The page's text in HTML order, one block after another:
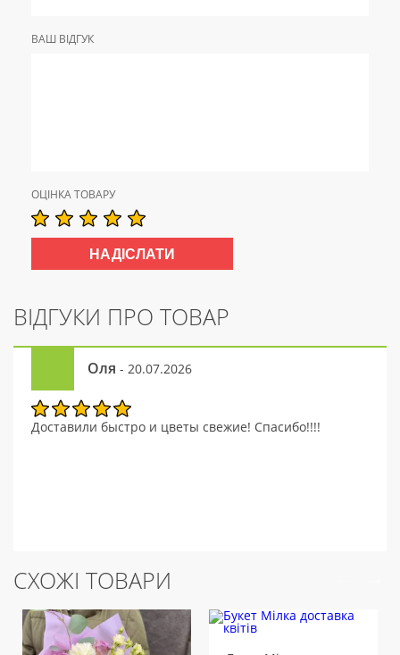
ВАШ ВІДГУК
ОЦІНКА ТОВАРУ
ВІДГУКИ ПРО ТОВАР
Оля - 20.07.2026
Доставили быстро и цветы свежие! Спасибо!!!!
СХОЖІ ТОВАРИ